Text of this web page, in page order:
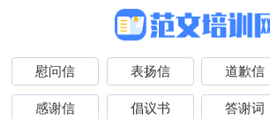
慰问信 表扬信 道歉信
感谢信 倡议书 答谢词